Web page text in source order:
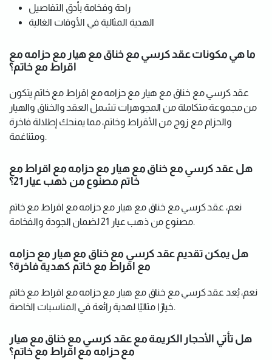
راحة وفخامة بأدق التفاصيل
الهدية المثالية في الأوقات الغالية
ما هي مكونات عقد كرسي مع خناق مع هيار مع حزامه مع
اقراط مع خاتم؟
عقد كرسي مع خناق مع هيار مع حزامه مع اقراط مع خاتم يتكون
من مجموعة متكاملة من المجوهرات تشمل العقد والخناق والهيار
والحزام مع زوج من الأقراط وخاتم، مما يمنحك إطلالة فاخرة
ومتناغمة.
هل عقد كرسي مع خناق مع هيار مع حزامه مع اقراط مع
خاتم مصنوع من ذهب عيار 21؟
نعم، عقد كرسي مع خناق مع هيار مع حزامه مع اقراط مع خاتم
مصنوع من ذهب عيار 21 لضمان الجودة والفخامة.
هل يمكن تقديم عقد كرسي مع خناق مع هيار مع حزامه
مع اقراط مع خاتم كهدية فاخرة؟
نعم، يُعد عقد كرسي مع خناق مع هيار مع حزامه مع اقراط مع خاتم
خيارًا مثاليًا لهدية رائعة في المناسبات الخاصة.
هل تأتي الأحجار الكريمة مع عقد كرسي مع خناق مع هيار
مع حزامه مع اقراط مع خاتم؟